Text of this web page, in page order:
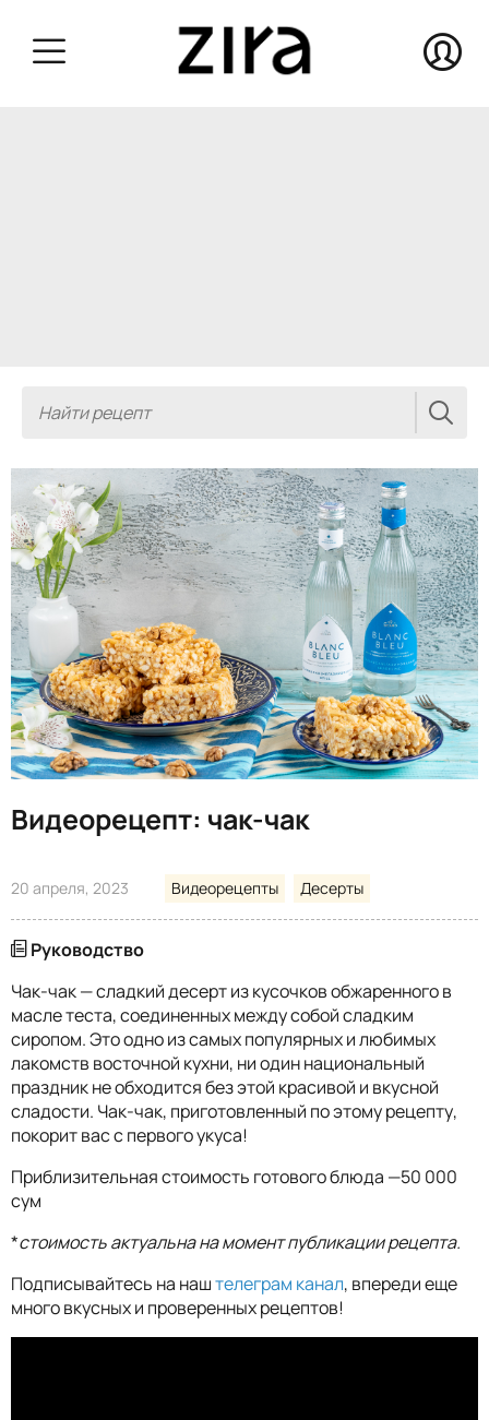
Видеорецепт: чак-чак
20 апреля, 2023 Видеорецепты Десерты
Руководство
Чак-чак — сладкий десерт из кусочков обжаренного в
масле теста, соединенных между собой сладким
сиропом. Это одно из самых популярных и любимых
лакомств восточной кухни, ни один национальный
праздник не обходится без этой красивой и вкусной
сладости. Чак-чак, приготовленный по этому рецепту,
покорит вас с первого укуса!
Приблизительная стоимость готового блюда —50 000
сум
*стоимость актуальна на момент публикации рецепта.
Подписывайтесь на наштелеграм канал, впереди еще
много вкусных и проверенных рецептов!